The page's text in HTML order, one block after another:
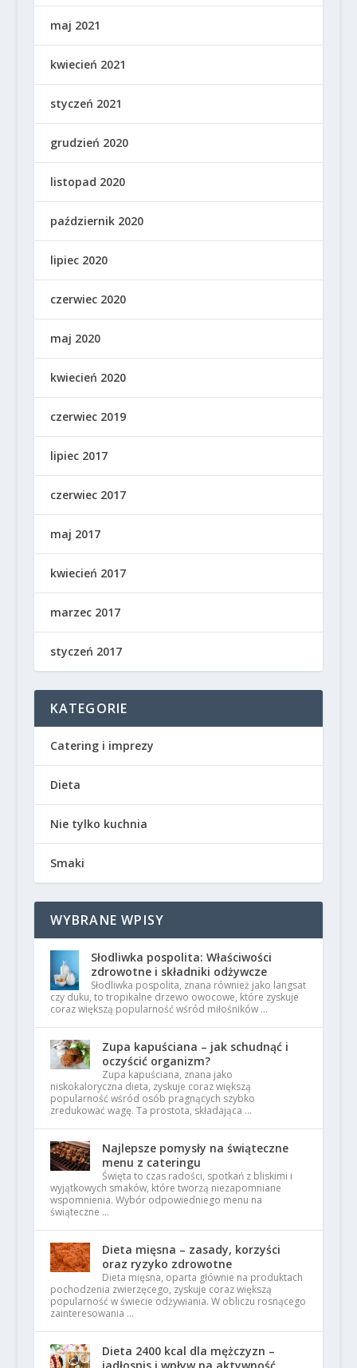
maj 2021
kwiecień 2021
styczeń 2021
grudzień 2020
listopad 2020
październik 2020
lipiec 2020
czerwiec 2020
maj 2020
kwiecień 2020
czerwiec 2019
lipiec 2017
czerwiec 2017
maj 2017
kwiecień 2017
marzec 2017
styczeń 2017
KATEGORIE
Catering i imprezy
Dieta
Nie tylko kuchnia
Smaki
WYBRANE WPISY
Słodliwka pospolita: Właściwości
zdrowotne i składniki odżywcze
Słodliwka pospolita, znana również jako langsat
czy duku, to tropikalne drzewo owocowe, które zyskuje
coraz większą popularność wśród miłośników …
Zupa kapuściana – jak schudnąć i
oczyścić organizm?
Zupa kapuściana, znana jako
niskokaloryczna dieta, zyskuje coraz większą
popularność wśród osób pragnących szybko
zredukować wagę. Ta prostota, składająca …
Najlepsze pomysły na świąteczne
menu z cateringu
Święta to czas radości, spotkań z bliskimi i
wyjątkowych smaków, które tworzą niezapomniane
wspomnienia. Wybór odpowiedniego menu na
świąteczne …
Dieta mięsna – zasady, korzyści
oraz ryzyko zdrowotne
Dieta mięsna, oparta głównie na produktach
pochodzenia zwierzęcego, zyskuje coraz większą
popularność w świecie odżywiania. W obliczu rosnącego
zainteresowania …
Dieta 2400 kcal dla mężczyzn –